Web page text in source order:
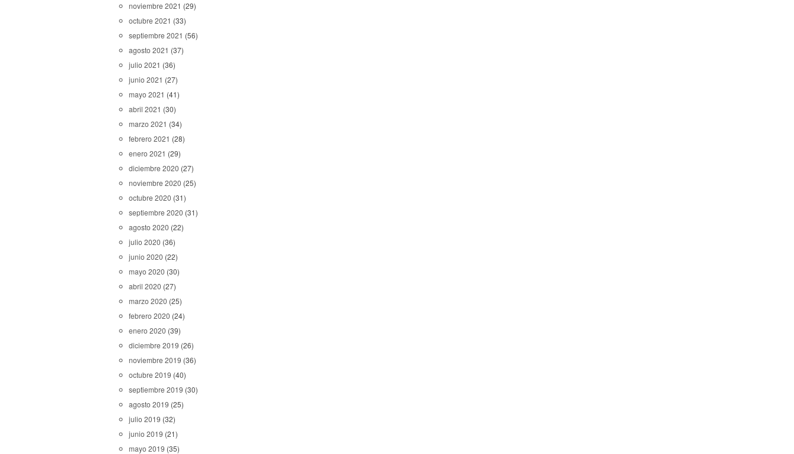
noviembre 2021 (29)
octubre 2021 (33)
septiembre 2021 (56)
agosto 2021 (37)
julio 2021 (36)
junio 2021 (27)
mayo 2021 (41)
abril 2021 (30)
marzo 2021 (34)
febrero 2021 (28)
enero 2021 (29)
diciembre 2020 (27)
noviembre 2020 (25)
octubre 2020 (31)
septiembre 2020 (31)
agosto 2020 (22)
julio 2020 (36)
junio 2020 (22)
mayo 2020 (30)
abril 2020 (27)
marzo 2020 (25)
febrero 2020 (24)
enero 2020 (39)
diciembre 2019 (26)
noviembre 2019 (36)
octubre 2019 (40)
septiembre 2019 (30)
agosto 2019 (25)
julio 2019 (32)
junio 2019 (21)
mayo 2019 (35)